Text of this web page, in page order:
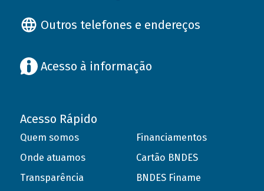
Outros telefones e endereços
Acesso à informação
Acesso Rápido
Quem somos
Onde atuamos
Transparência
Financiamentos
Cartão BNDES
BNDES Finame